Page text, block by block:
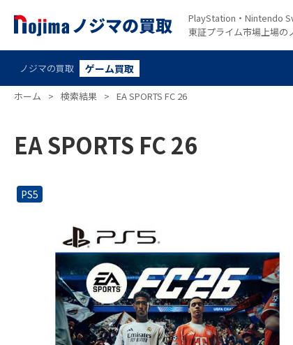
PlayStation・Nintendo
東証プライム市場上場の
ノジマの買取 ゲーム買取
ホーム > 検索結果 > EA SPORTS FC 26
EA SPORTS FC 26
PS5